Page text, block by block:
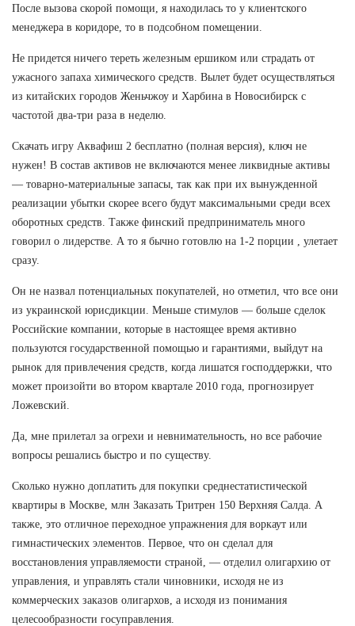
После вызова скорой помощи, я находилась то у клиентского
менеджера в коридоре, то в подсобном помещении.
Не придется ничего тереть железным ершиком или страдать от
ужасного запаха химического средств. Вылет будет осуществляться
из китайских городов Женьчжоу и Харбина в Новосибирск с
частотой два-три раза в неделю.
Скачать игру Аквафиш 2 бесплатно (полная версия), ключ не
нужен! В состав активов не включаются менее ликвидные активы
— товарно-материальные запасы, так как при их вынужденной
реализации убытки скорее всего будут максимальными среди всех
оборотных средств. Также финский предприниматель много
говорил о лидерстве. А то я бычно готовлю на 1-2 порции , улетает
сразу.
Он не назвал потенциальных покупателей, но отметил, что все они
из украинской юрисдикции. Меньше стимулов — больше сделок
Российские компании, которые в настоящее время активно
пользуются государственной помощью и гарантиями, выйдут на
рынок для привлечения средств, когда лишатся господдержки, что
может произойти во втором квартале 2010 года, прогнозирует
Ложевский.
Да, мне прилетал за огрехи и невнимательность, но все рабочие
вопросы решались быстро и по существу.
Сколько нужно доплатить для покупки среднестатистической
квартиры в Москве, млн Заказать Тритрен 150 Верхняя Салда. А
также, это отличное переходное упражнения для воркаут или
гимнастических элементов. Первое, что он сделал для
восстановления управляемости страной, — отделил олигархию от
управления, и управлять стали чиновники, исходя не из
коммерческих заказов олигархов, а исходя из понимания
целесообразности госуправления.